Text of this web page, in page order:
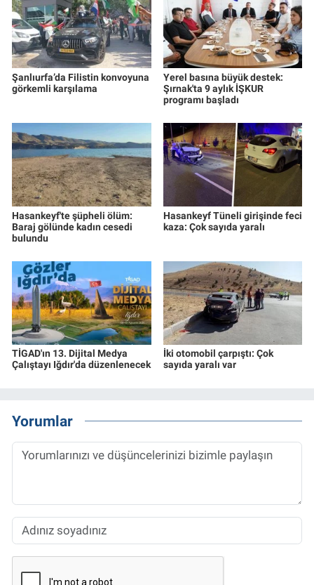
Şanlıurfa’da Filistin konvoyuna
görkemli karşılama
Yerel basına büyük destek:
Şırnak'ta 9 aylık İŞKUR
programı başladı
Hasankeyf'te şüpheli ölüm:
Baraj gölünde kadın cesedi
bulundu
Hasankeyf Tüneli girişinde feci
kaza: Çok sayıda yaralı
TİGAD'ın 13. Dijital Medya
Çalıştayı Iğdır'da düzenlenecek
İki otomobil çarpıştı: Çok
sayıda yaralı var
Yorumlar